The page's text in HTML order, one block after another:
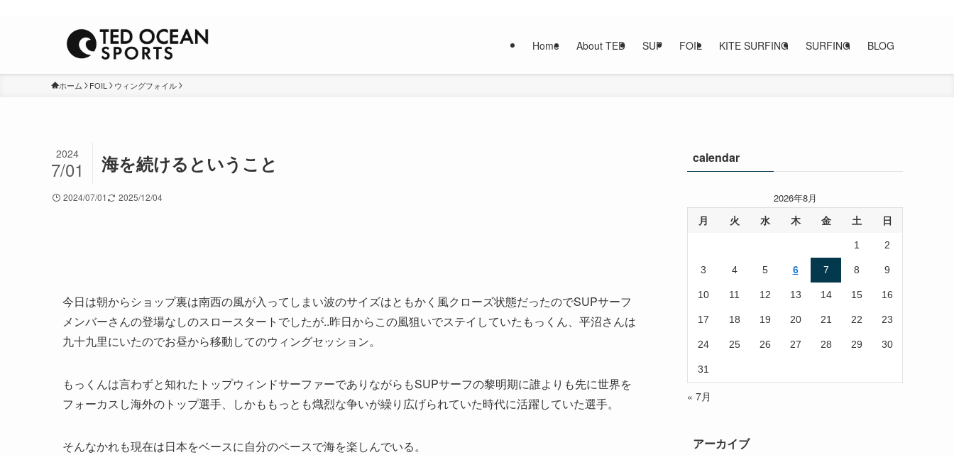
Home About TED SUP FOIL KITE SURFING SURFING BLOG
ホーム FOIL ウィングフォイル
海を続けるということ
2024
7/01
2024/07/01 2025/12/04
今日は朝からショップ裏は南西の風が入ってしまい波のサイズはともかく風クローズ状態だったのでSUPサーフ
メンバーさんの登場なしのスロースタートでしたが..昨日からこの風狙いでステイしていたもっくん、平沼さんは
九十九里にいたのでお昼から移動してのウィングセッション。
もっくんは言わずと知れたトップウィンドサーファーでありながらもSUPサーフの黎明期に誰よりも先に世界を
フォーカスし海外のトップ選手、しかももっとも熾烈な争いが繰り広げられていた時代に活躍していた選手。
そんなかれも現在は日本をベースに自分のペースで海を楽しんでいる。
calendar
2026年8月
月 火 水 木 金 土 日
1 2
3 4 5 6 7 8 9
10 11 12 13 14 15 16
17 18 19 20 21 22 23
24 25 26 27 28 29 30
31
« 7月
アーカイブ